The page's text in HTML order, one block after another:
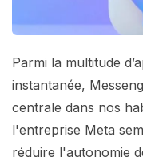
Parmi la multitude
instantanée,
centrale dans nos
l'entreprise Meta
réduire l'autonomie